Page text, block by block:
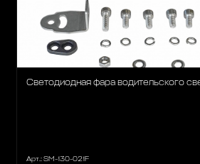
Светодиодная фара водительского
Арт.: SM-130-021F